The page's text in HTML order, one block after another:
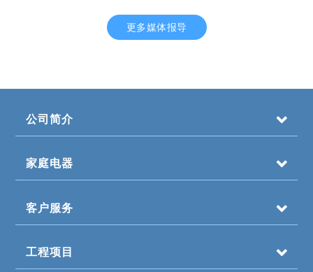
更多媒体报导
公司简介
家庭电器
客户服务
工程项目